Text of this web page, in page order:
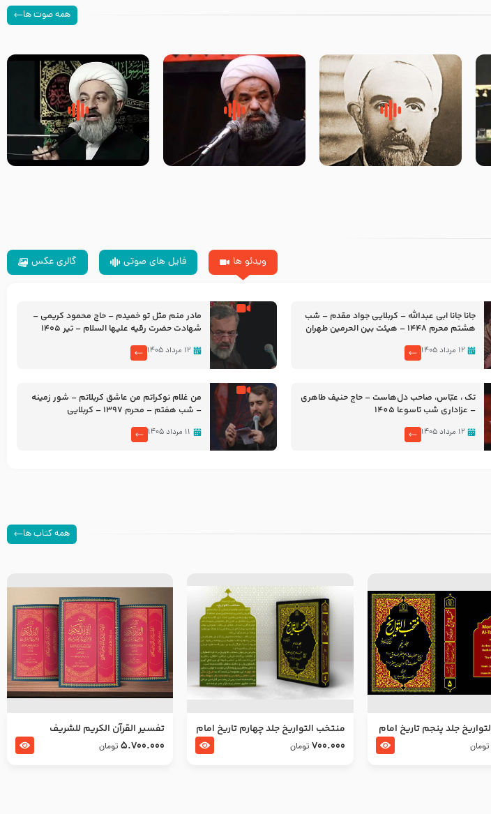
همه صوت ها
روضه‌ی مجلس یزید ملعون و
اسارت اهل‌بیت علیهم‌السلام –
سلام جوانی که امام حسین علیه
السلام خودش جوابش را دادند
زیارتی که اسباب رزق زیاد و عمر
طولانی است حجت السلام حسین
ویدئو ها فایل های صوتی گالری عکس
جانا جانا ابی عبدالله – کربلایی جواد مقدم – شب
هشتم محرم 1448 – هیئت بین الحرمین طهران
۱۲ مرداد ۱۴۰۵
مادر منم مثل تو خمیدم – حاج محمود کریمی –
شهادت حضرت رقیه علیها السلام – تیر ۱۴۰۵
۱۲ مرداد ۱۴۰۵
تک ، عبّاس، صاحب دل‌هاست – حاج حنیف طاهری
– عزاداری شب تاسوعا 1405
۱۲ مرداد ۱۴۰۵
من غلام نوکراتم من عاشق کربلاتم – شور زمینه
– شب هفتم – محرم 1397 – کربلایی
۱۱ مرداد ۱۴۰۵
همه کتاب ها
جلد پنجم تاریخ امام
و امام موسی بن جعفرتومان
منتخب التواریخ جلد چهارم تاریخ امام
زین العابدین و امام محمد باقر
700.000 تومان
تفسير القرآن الكريم للشريف
المرتضي قدس سرّه
5.700.000 تومان